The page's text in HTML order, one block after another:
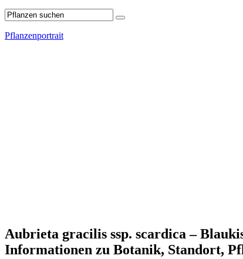
Pflanzenportrait
Aubrieta gracilis ssp. scardica –
Informationen zu Botanik, Standort,